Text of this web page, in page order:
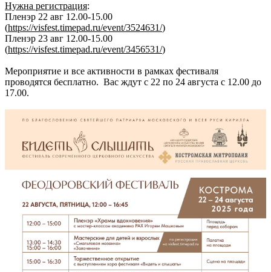
Нужна регистрация:
Пленэр 22 авг 12.00-15.00
(https://visfest.timepad.ru/event/3524631/)
Пленэр 23 авг 12.00-15.00
(https://visfest.timepad.ru/event/3456531/)
Мероприятие и все активности в рамках фестиваля
проводятся бесплатно. Вас ждут с 22 по 24 августа с 12.00 до
17.00.